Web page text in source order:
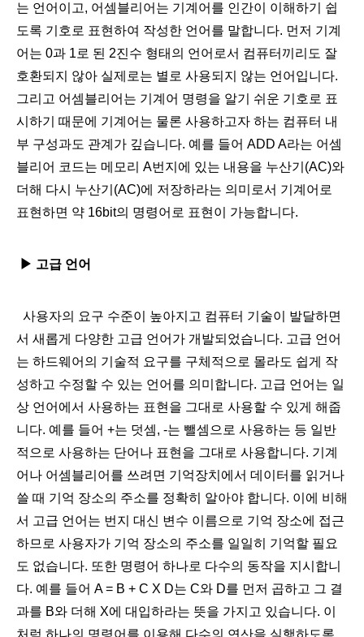
는 언어이고, 어셈블리어는 기계어를 인간이 이해하기 쉽
도록 기호로 표현하여 작성한 언어를 말합니다.​ 먼저 기계
어는 0과 1로 된 2진수 형태의 언어로서 컴퓨터끼리도 잘
호환되지 않아 실제로는 별로 사용되지 않는 언어입니다.
그리고 어셈블리어는 기계어 명령을 알기 쉬운 기호로 표
시하기 때문에 기계어는 물론 사용하고자 하는 컴퓨터 내
부 구성과도 관계가 깊습니다. 예를 들어 ADD A라는 어셈
블리어 코드는 메모리 A번지에 있는 내용을 누산기(AC)와
더해 다시 누산기(AC)에 저장하라는 의미로서 기계어로
표현하면 약 16bit의 명령어로 표현이 가능합니다.
▶ 고급 언어
사용자의 요구 수준이 높아지고 컴퓨터 기술이 발달하면
서 새롭게 다양한 고급 언어가 개발되었습니다.​ 고급 언어
는 하드웨어의 기술적 요구를 구체적으로 몰라도 쉽게 작
성하고 수정할 수 있는 언어를 의미합니다. 고급 언어는 일
상 언어에서 사용하는 표현을 그대로 사용할 수 있게 해줍
니다. 예를 들어 +는 덧셈, -는 뺄셈으로 사용하는 등 일반
적으로 사용하는 단어나 표현을 그대로 사용합니다. 기계
어나 어셈블리어를 쓰려면 기억장치에서 데이터를 읽거나
쓸 때 기억 장소의 주소를 정확히 알아야 합니다. 이에 비해
서 고급 언어는 번지 대신 변수 이름으로 기억 장소에 접근
하므로 사용자가 기억 장소의 주소를 일일히 기억할 필요
도 없습니다. 또한 명령어 하나로 다수의 동작을 지시합니
다. 예를 들어 A = B + C X D는 C와 D를 먼저 곱하고 그 결
과를 B와 더해 X에 대입하라는 뜻을 가지고 있습니다. 이
처럼 하나의 명령어를 이용해 다수의 연산을 실행하도록